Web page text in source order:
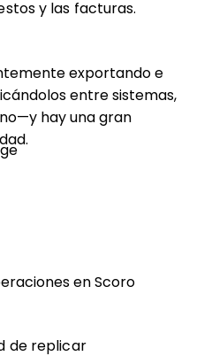
y las facturas.
exportando e
entre sistemas,
hay una gran
en Scoro
de replicar